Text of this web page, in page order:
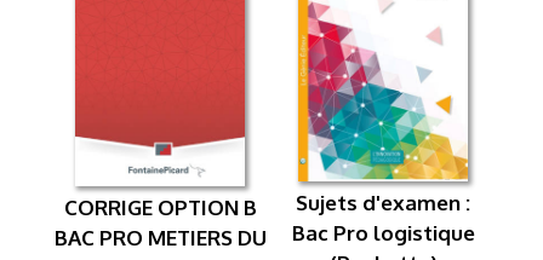
CORRIGE OPTION B
BAC PRO METIERS DU
Sujets d'examen :
Bac Pro logistique